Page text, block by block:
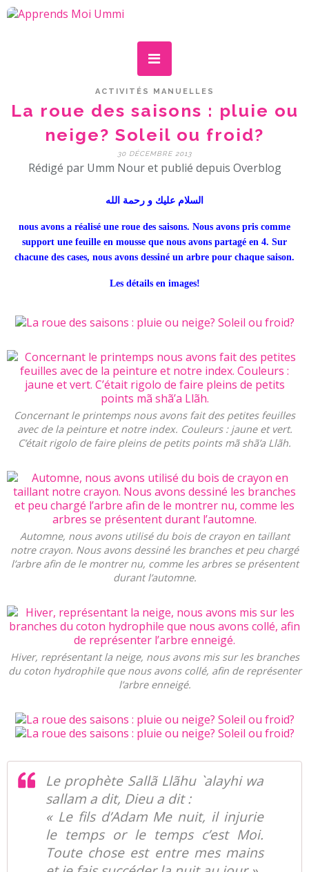
ACTIVITÉS MANUELLES
La roue des saisons : pluie ou
neige? Soleil ou froid?
30 DÉCEMBRE 2013
Rédigé par Umm Nour et publié depuis Overblog
السلام عليك و رحمة الله
nous avons a réalisé une roue des saisons. Nous avons pris comme
support une feuille en mousse que nous avons partagé en 4. Sur
chacune des cases, nous avons dessiné un arbre pour chaque saison.
Les détails en images!
Concernant le printemps nous avons fait des petites feuilles
avec de la peinture et notre index. Couleurs : jaune et vert.
C’était rigolo de faire pleins de petits points mã shã’a Llãh.
Automne, nous avons utilisé du bois de crayon en taillant
notre crayon. Nous avons dessiné les branches et peu chargé
l’arbre afin de le montrer nu, comme les arbres se présentent
durant l’automne.
Hiver, représentant la neige, nous avons mis sur les branches
du coton hydrophile que nous avons collé, afin de représenter
l’arbre enneigé.
Le prophète Sallã Llãhu `alayhi wa
sallam a dit, Dieu a dit :
« Le fils d’Adam Me nuit, il injurie
le temps or le temps c’est Moi.
Toute chose est entre mes mains